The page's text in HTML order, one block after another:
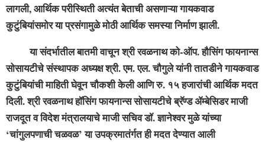
लागली, आर्थिक परीस्थिती अत्यंत बेताची असणाऱ्या गायकवाड
कुटुंबियांसमोर या प्रसंगामुळे मोठी आर्थिक समस्या निर्माण झाली.
या संदर्भातील बातमी वाचून श्री रवळनाथ को-ऑप. हौसिंग फायनान्स
सोसायटीचे संस्थापक अध्यक्ष श्री. एम. एल. चौगुले यांनी तातडीने गायकवाड
कुटुंबियांची माहिती घेवून चौकशी केली आणि रु. १५ हजारांची आर्थिक मदत
दिली. श्री रवळनाथ हॉसिंग फायनान्स सोसायटीचे ब्रॅण्ड ॲम्बेसिडर माजी
राजदूत व विदेश मंत्रालयाचे माजी सचिव डॉ. ज्ञानेश्वर मुळे यांच्या
‘चांगुलपणाची चळवळ’ या उपक्रमातंर्गत ही मदत देण्यात आली